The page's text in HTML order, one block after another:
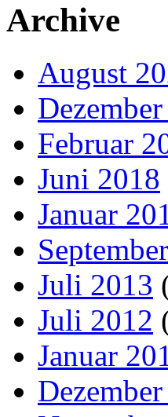
Archive
August
Februar
Juni 2018
Januar
Juli 2013
Juli 2012
Januar